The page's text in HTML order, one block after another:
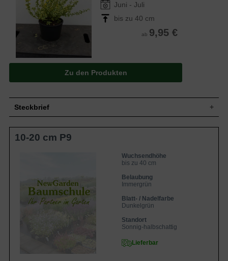
Juni - Juli
bis zu 40 cm
ab 9,95 €
Zu den Produkten
Steckbrief
Wuchs
Zwergstrauch, breit aufrecht, dichtbuschig
Blatt
Immergrün, eiförmig bis elliptisch, leicht
gekerbter bis gesägter Rand, stumpf
zugespitzt, dunkelgrün mit gelbem Rand,
manchmal auch nur gelb, im Herbst rosa
überlaufende Ränder, bis zu 5 cm lang
Verzehr geeignet
Unscheinbar, grünweißlich, ca. 1 cm breit
Grün und glatt
10-20 cm P9
Wuchsendhöhe
bis zu 40 cm
Belaubung
Immergrün
Blatt- / Nadelfarbe
Dunkelgrün
Standort
Sonnig-halbschattig
Lieferbar